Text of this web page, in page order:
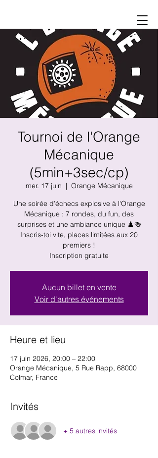
Tournoi de l'Orange
Mécanique
(5min+3sec/cp)
mer. 17 juin
  |
Orange Mécanique
Une soirée d’échecs explosive à l'Orange
Mécanique : 7 rondes, du fun, des
surprises et une ambiance unique ♟️🍻
Inscris-toi vite, places limitées aux 20
premiers !
Inscription gratuite
Aucun billet en vente
Voir d'autres événements
Heure et lieu
17 juin 2026, 20:00 – 22:00
Orange Mécanique, 5 Rue Rapp, 68000
Colmar, France
Invités
+ 5 autres invités